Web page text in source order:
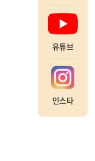
유튜브
인스타